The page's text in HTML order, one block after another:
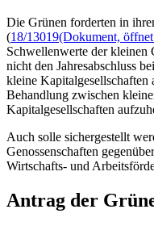
Die Grünen forderten in
(18/13019(Dokument, öffnet
Schwellenwerte der kleinen
nicht den Jahresabschluss
kleine Kapitalgesellschaften
Behandlung zwischen
Kapitalgesellschaften
Auch solle sichergestellt
Genossenschaften
Wirtschafts- und
Antrag der